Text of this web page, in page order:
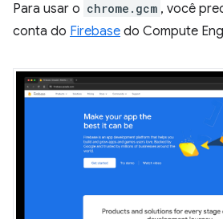
Para usar o chrome.gcm , você
conta do Firebase do Compute